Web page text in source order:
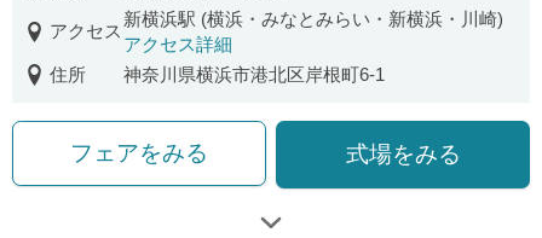
アクセス
新横浜駅 (横浜・みなとみらい・新横浜・川崎)
アクセス詳細
住所
神奈川県横浜市港北区岸根町6-1
フェアをみる 式場をみる